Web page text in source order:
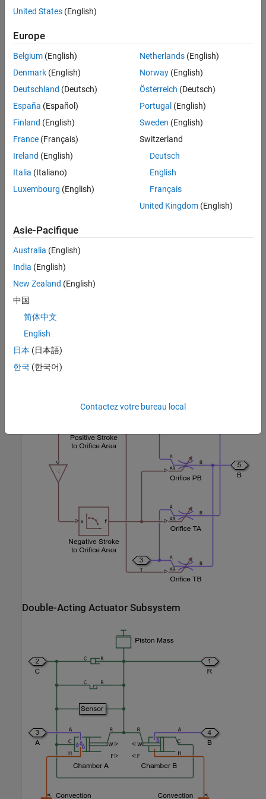
Simulation Results from Scopes
See Also
Model
Double-Acting Actuator Subsystem
United States (English)
Europe
Belgium (English)
Denmark (English)
Deutschland (Deutsch)
España (Español)
Finland (English)
France (Français)
Ireland (English)
Italia (Italiano)
Luxembourg (English)
Netherlands(English)
Norway(English)
Österreich (Deutsch)
Portugal (English)
Sweden (English)
Switzerland
Deutsch
English
Français
United Kingdom(English)
Asie-Pacifique
Australia (English)
India (English)
New Zealand (English)
中国
简体中文
English
日本 (日本語)
한국 (한국어)
Contactez votre bureau local